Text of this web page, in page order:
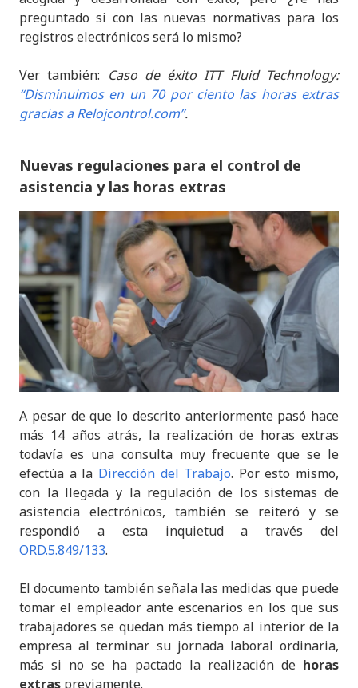
preguntado si con las nuevas normativas para los
registros electrónicos será lo mismo?
Ver también: Caso de éxito ITT Fluid Technology:
“Disminuimos en un 70 por ciento las horas extras
gracias a Relojcontrol.com”.
Nuevas regulaciones para el control de
asistencia y las horas extras
A pesar de que lo descrito anteriormente pasó hace
más 14 años atrás, la realización de horas extras
todavía es una consulta muy frecuente que se le
efectúa a la Dirección del Trabajo. Por esto mismo,
con la llegada y la regulación de los sistemas de
asistencia electrónicos, también se reiteró y se
respondió a esta inquietud a través del
ORD.5.849/133.
El documento también señala las medidas que puede
tomar el empleador ante escenarios en los que sus
trabajadores se quedan más tiempo al interior de la
empresa al terminar su jornada laboral ordinaria,
más si no se ha pactado la realización de horas
extras previamente.